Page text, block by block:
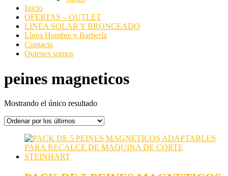
Inicio
OFERTAS – OUTLET
LINEA SOLAR Y BRONCEADO
Línea Hombre y Barbería
Contacta
Quienes somos
peines magneticos
Mostrando el único resultado